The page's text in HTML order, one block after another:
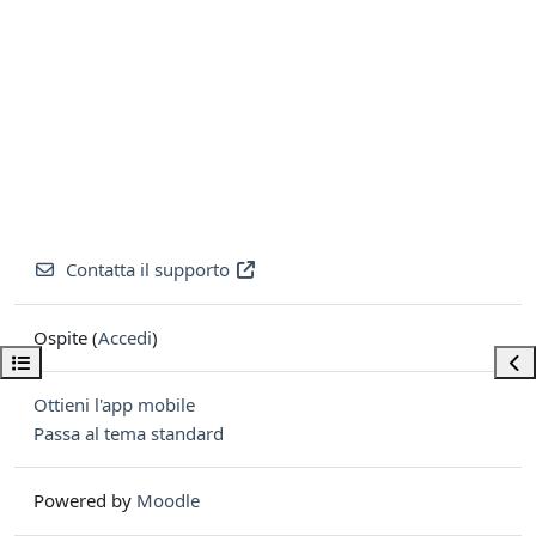
Apri indice del corso
Contatta il supporto
Ospite (Accedi)
Ottieni l'app mobile
Passa al tema standard
Powered by Moodle